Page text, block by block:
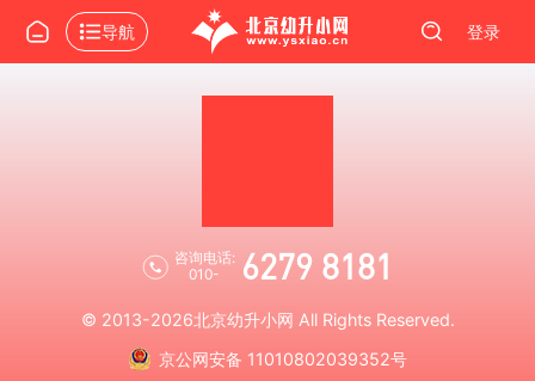
导航 登录
咨询电话:
010-
6279 8181
© 2013-2026北京幼升小网 All Rights Reserved.
京公网安备 11010802039352号